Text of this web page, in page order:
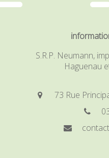
S.R.P. Neumann,
Haguenau
73 Rue